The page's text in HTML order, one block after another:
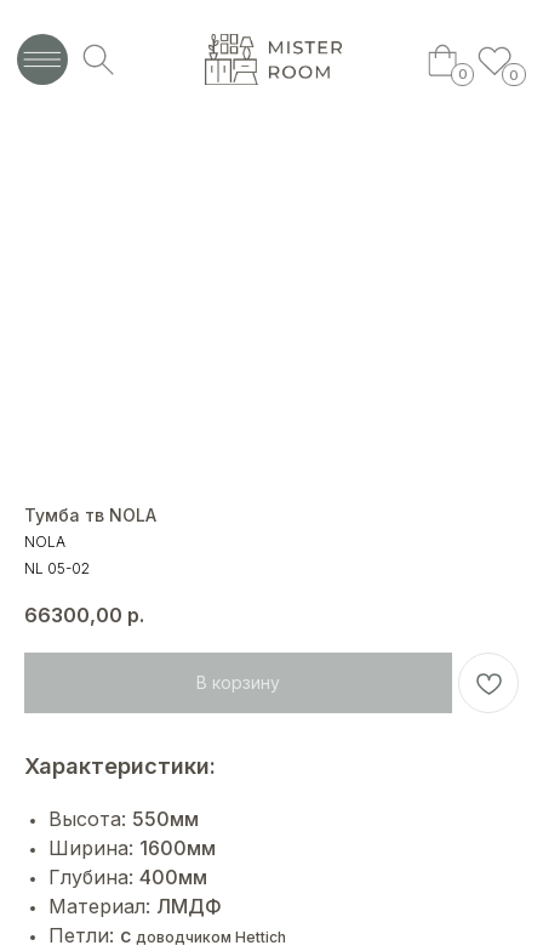
0
Тумба тв NOLA
NOLA
NL 05-02
66300,00 р.
В корзину
Характеристики:
Высота: 550мм
Ширина: 1600мм
Глубина: 400мм
Материал: ЛМДФ
Петли: с доводчиком Hettich